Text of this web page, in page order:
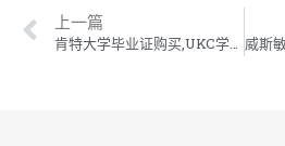
上一篇
肯特大学毕业证购买,UKC学位证制作,肯特大学毕业证成绩单订做